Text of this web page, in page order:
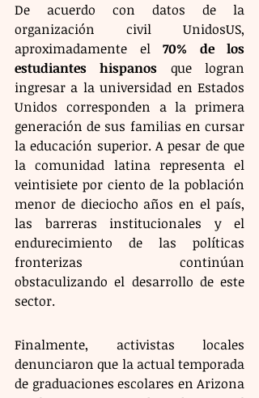
De acuerdo con datos de la
organización civil UnidosUS,
aproximadamente el 70% de los
estudiantes hispanos que logran
ingresar a la universidad en Estados
Unidos corresponden a la primera
generación de sus familias en cursar
la educación superior. A pesar de que
la comunidad latina representa el
veintisiete por ciento de la población
menor de dieciocho años en el país,
las barreras institucionales y el
endurecimiento de las políticas
fronterizas continúan
obstaculizando el desarrollo de este
sector.
Finalmente, activistas locales
denunciaron que la actual temporada
de graduaciones escolares en Arizona